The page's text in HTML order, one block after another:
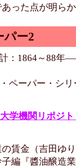
った点が明ら
パー2
：1864～88年
ーパー・シリ
学機関リポジ
賃金（吉田ゆ
編『醬油醸造